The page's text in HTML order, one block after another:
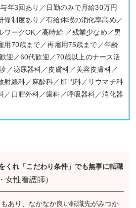
年3回あり／日勤のみで月給30万円
修制度あり／有給休暇の消化率高め／
ワークOK／高時給 ／残業少なめ／男
用70歳まで／再雇用75歳まで／年齢
迎／60代歓迎／70歳以上のナース活
／泌尿器科／皮膚科／美容皮膚科／
射線科／麻酔科／肛門科／リウマチ科
／口腔外科／歯科／呼吸器科／消化器
くれ「こだわり条件」でも無事に転職
女性看護師）
あり、なかなか良い転職先がみつか